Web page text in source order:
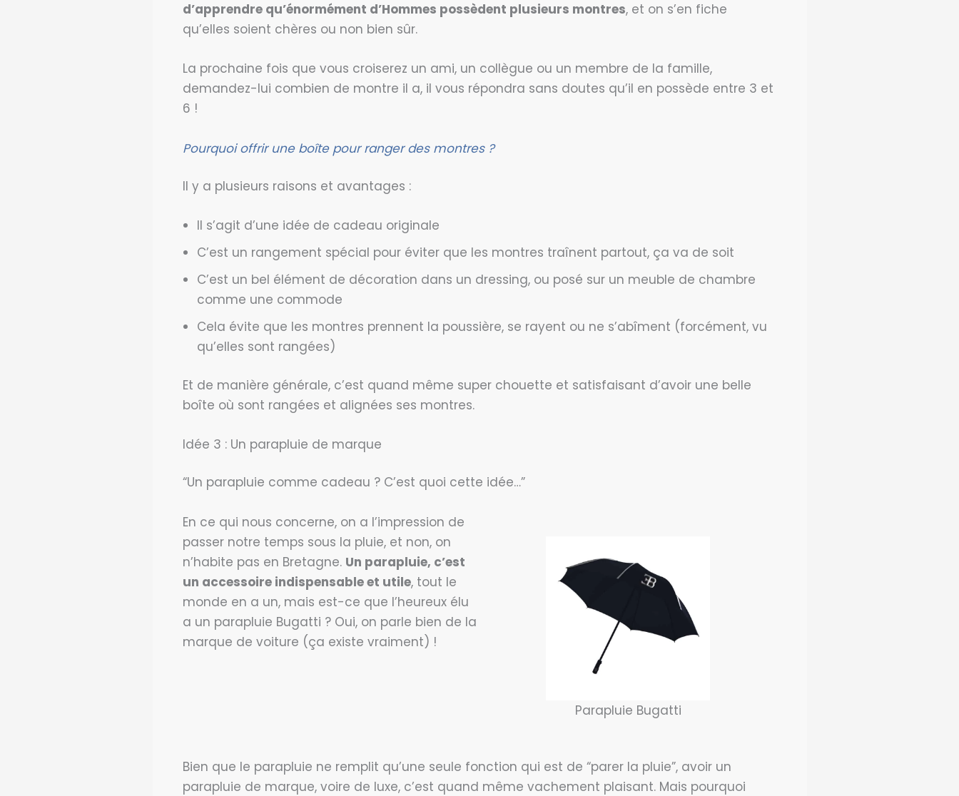
d’apprendre qu’énormément d’Hommes possèdent plusieurs montres, et on s’en fiche
qu’elles soient chères ou non bien sûr.
La prochaine fois que vous croiserez un ami, un collègue ou un membre de la famille,
demandez-lui combien de montre il a, il vous répondra sans doutes qu’il en possède entre 3 et
6 !
Pourquoi offrir une boîte pour ranger des montres ?
Il y a plusieurs raisons et avantages :
Il s’agit d’une idée de cadeau originale
C’est un rangement spécial pour éviter que les montres traînent partout, ça va de soit
C’est un bel élément de décoration dans un dressing, ou posé sur un meuble de chambre
comme une commode
Cela évite que les montres prennent la poussière, se rayent ou ne s’abîment (forcément, vu
qu’elles sont rangées)
Et de manière générale, c’est quand même super chouette et satisfaisant d’avoir une belle
boîte où sont rangées et alignées ses montres.
Idée 3 : Un parapluie de marque
“Un parapluie comme cadeau ? C’est quoi cette idée…”
En ce qui nous concerne, on a l’impression de
passer notre temps sous la pluie, et non, on
n’habite pas en Bretagne. Un parapluie, c’est
un accessoire indispensable et utile, tout le
monde en a un, mais est-ce que l’heureux élu
a un parapluie Bugatti ? Oui, on parle bien de la
marque de voiture (ça existe vraiment) !
Parapluie Bugatti
Bien que le parapluie ne remplit qu’une seule fonction qui est de “parer la pluie”, avoir un
parapluie de marque, voire de luxe, c’est quand même vachement plaisant. Mais pourquoi